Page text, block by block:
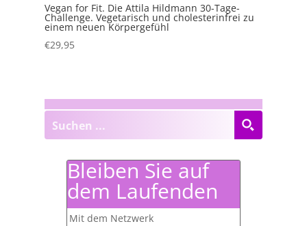
Vegan for Fit. Die Attila Hildmann 30-Tage-
Challenge. Vegetarisch und cholesterinfrei zu
einem neuen Körpergefühl
€29,95
Bleiben Sie auf
dem Laufenden
Mit dem Netzwerk